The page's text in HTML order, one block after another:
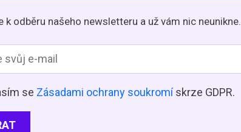
k odběru našeho newsletteru a už vám nic neunikne.
se Zásadami ochrany soukromískrze GDPR.